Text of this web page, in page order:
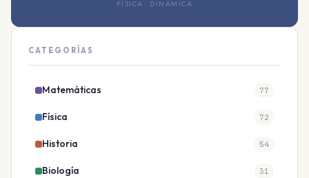
FÍSICA · DINÁMICA
CATEGORÍAS
Matemáticas 77
Física 72
Historia 54
Biología 31